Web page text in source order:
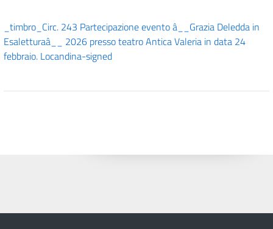
_timbro_Circ. 243 Partecipazione evento â__Grazia Deledda in
Esaletturaâ__ 2026 presso teatro Antica Valeria in data 24
febbraio. Locandina-signed